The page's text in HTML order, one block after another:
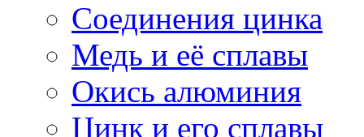
Соединения цинка
Медь и её сплавы
Окись алюминия
Цинк и его сплавы